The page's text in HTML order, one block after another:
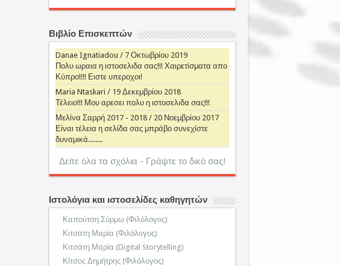
Βιβλίο Επισκεπτών
Danae Ignatiadou / 7 Οκτωβρίου 2019
Πολυ ωραια η ιστοσελιδα σας!!! Χαιρετίσματα απο
Κύπρο!!!! Ειστε υπεροχοι!
Maria Ntaskari / 19 Δεκεμβρίου 2018
Τέλειο!!! Μου αρεσει πολυ η ιστοσελιδα σας!!!
Μελίνα Σαρρή 2017 - 2018/ 20 Νοεμβρίου 2017
Είναι τέλεια η σελίδα σας μπράβο συνεχίστε
δυναμικά........
Δείτε όλα τα σχόλια - Γράψτε το δικό σας!
Ιστολόγια και ιστοσελίδες καθηγητών
Καπούτση Σύρμω (Φιλόλογος)
Κιτσάτη Μαρία (Φιλόλογος)
Κιτσάτη Μαρία (Digital Storytelling)
Κίτσος Δημήτρης (Φιλόλογος)